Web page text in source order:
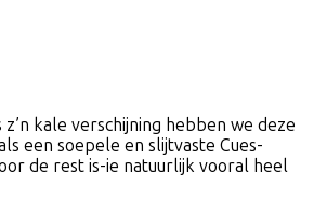
kale verschijning hebben we deze
een soepele en slijtvaste Cues-
de rest is-ie natuurlijk vooral heel